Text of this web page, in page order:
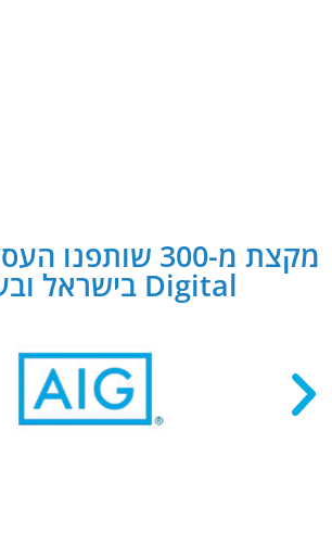
Digital בישראל ובעולם: